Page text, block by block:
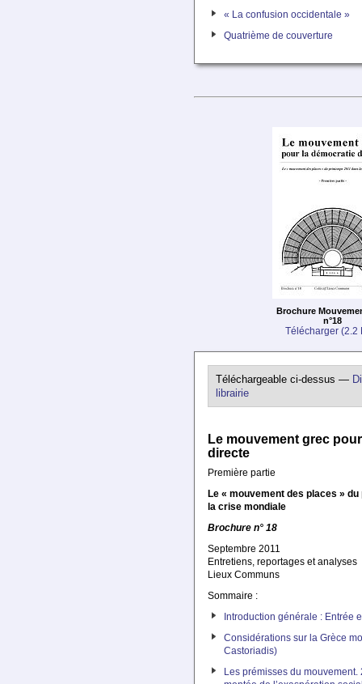
« La confusion occidentale »
Quatrième de couverture
Brochure
n°18
Télécharger (2.2
Téléchargeable ci-dessus —
librairie
Le mouvement grec
directe
Première partie
Le « mouvement des places »
la crise mondiale
Brochure n° 18
Septembre 2011
Entretiens, reportages et analyses
Lieux Communs
Sommaire :
Introduction générale : Entrée
Considérations sur la Grèce
Castoriadis)
Les prémisses du mouvement.